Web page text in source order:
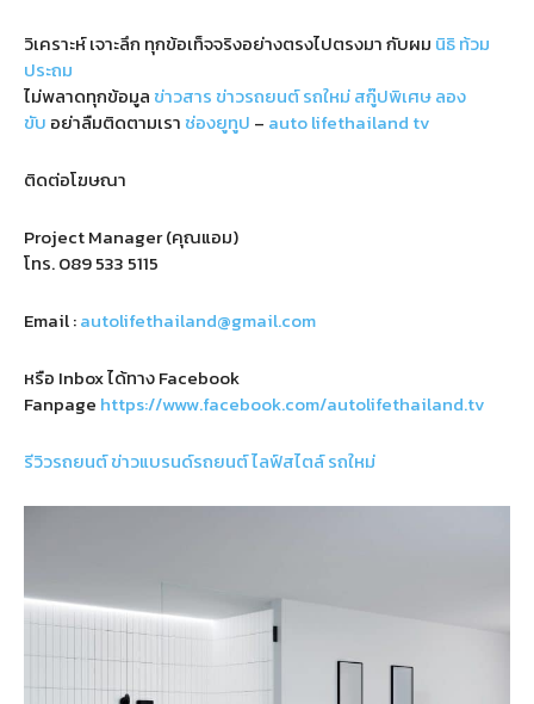
วิเคราะห์ เจาะลึก ทุกข้อเท็จจริงอย่างตรงไปตรงมา กับผม นิธิ ท้วม
ประถม
ไม่พลาดทุกข้อมูล ข่าวสาร ข่าวรถยนต์รถใหม่สกู๊ปพิเศษลอง
ขับ อย่าลืมติดตามเรา ช่องยูทูป – auto lifethailand tv
ติดต่อโฆษณา
Project Manager (คุณแอม)
โทร.089 533 5115
Email :autolifethailand@gmail.com
หรือ Inbox ได้ทาง Facebook
Fanpage https://www.facebook.com/autolifethailand.tv
รีวิวรถยนต์ข่าวแบรนด์รถยนต์ไลฟ์สไตล์รถใหม่